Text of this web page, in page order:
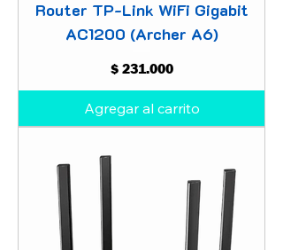
Router TP-Link WiFi Gigabit
AC1200 (Archer A6)
Precio
$ 231.000
Agregar al carrito